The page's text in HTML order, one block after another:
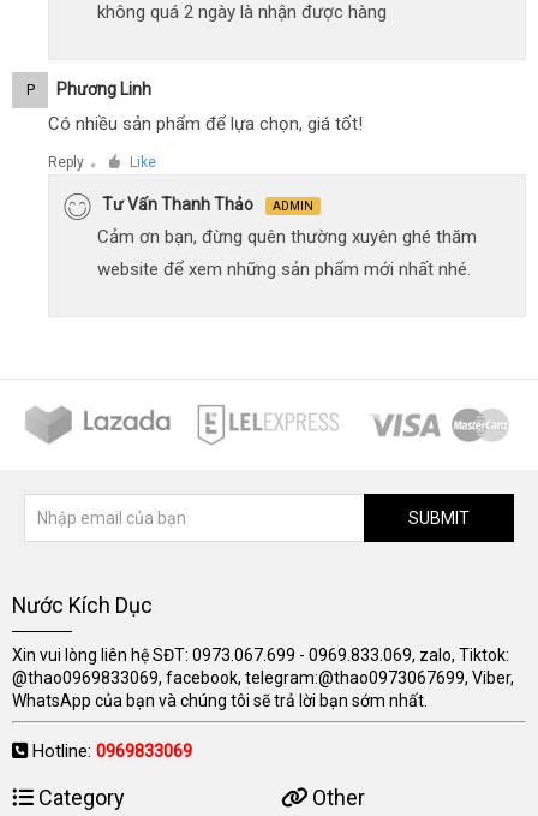
không quá 2 ngày là nhận được hàng
P Phương Linh
Có nhiều sản phẩm để lựa chọn, giá tốt!
Reply ● Like
Tư Vấn Thanh Thảo ADMIN
Cảm ơn bạn, đừng quên thường xuyên ghé thăm
website để xem những sản phẩm mới nhất nhé.
SUBMIT
Nước Kích Dục
Xin vui lòng liên hệ SĐT: 0973.067.699 - 0969.833.069, zalo, Tiktok:
@thao0969833069, facebook, telegram:@thao0973067699, Viber,
WhatsApp của bạn và chúng tôi sẽ trả lời bạn sớm nhất.
Hotline: 0969833069
Category Other